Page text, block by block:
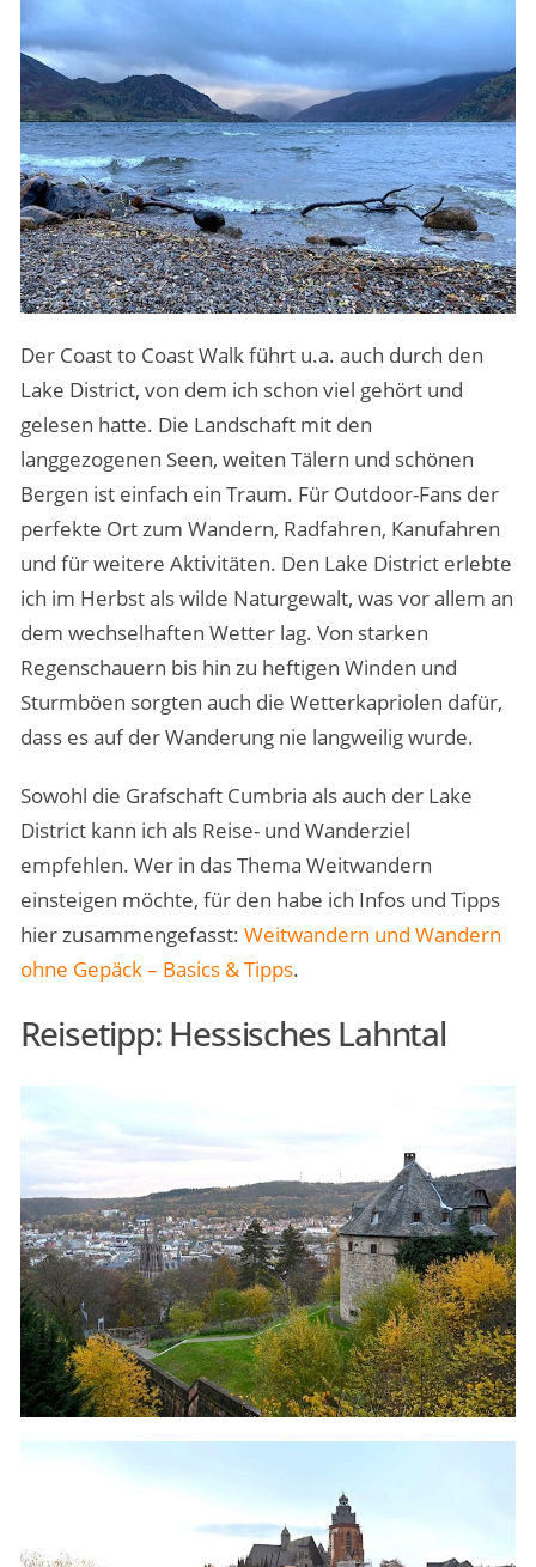
Der Coast to Coast Walk führt u.a. auch durch den
Lake District, von dem ich schon viel gehört und
gelesen hatte. Die Landschaft mit den
langgezogenen Seen, weiten Tälern und schönen
Bergen ist einfach ein Traum. Für Outdoor-Fans der
perfekte Ort zum Wandern, Radfahren, Kanufahren
und für weitere Aktivitäten. Den Lake District erlebte
ich im Herbst als wilde Naturgewalt, was vor allem an
dem wechselhaften Wetter lag. Von starken
Regenschauern bis hin zu heftigen Winden und
Sturmböen sorgten auch die Wetterkapriolen dafür,
dass es auf der Wanderung nie langweilig wurde.
Sowohl die Grafschaft Cumbria als auch der Lake
District kann ich als Reise- und Wanderziel
empfehlen. Wer in das Thema Weitwandern
einsteigen möchte, für den habe ich Infos und Tipps
hier zusammengefasst: Weitwandern und Wandern
ohne Gepäck – Basics & Tipps.
Reisetipp: Hessisches Lahntal